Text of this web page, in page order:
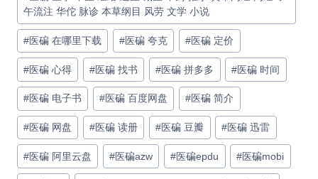
午流注 华佗 脉诊 本草纲目 风劳 文学 小说
# 医碥 在哪里下载 # 医碥 夸克 # 医碥 定价
#医碥 心得 #医碥 找书 #医碥 拼多多 #医碥 时间
# 医碥 电子书 # 医碥 百度网盘 # 医碥 简介
# 医碥 网盘 # 医碥 读册 # 医碥 豆瓣 # 医碥 迅雷
#医碥 阿里云盘 #医碥azw #医碥epdu #医碥mobi